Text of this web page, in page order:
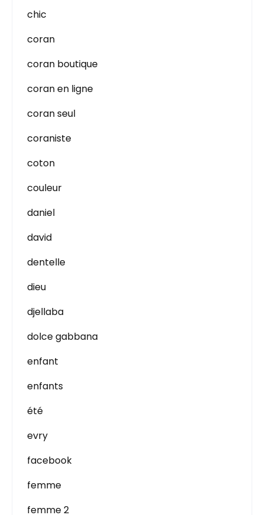
chic
coran
coran boutique
coran en ligne
coran seul
coraniste
coton
couleur
daniel
david
dentelle
dieu
djellaba
dolce gabbana
enfant
enfants
été
evry
facebook
femme
femme 2